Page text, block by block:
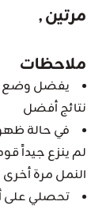
مرتين ,
ملاحظات
يفضل وضع
نتائج أفضل
في حالة
لم ينزع جيداً
النمل مرة أخرى
تحصلي على